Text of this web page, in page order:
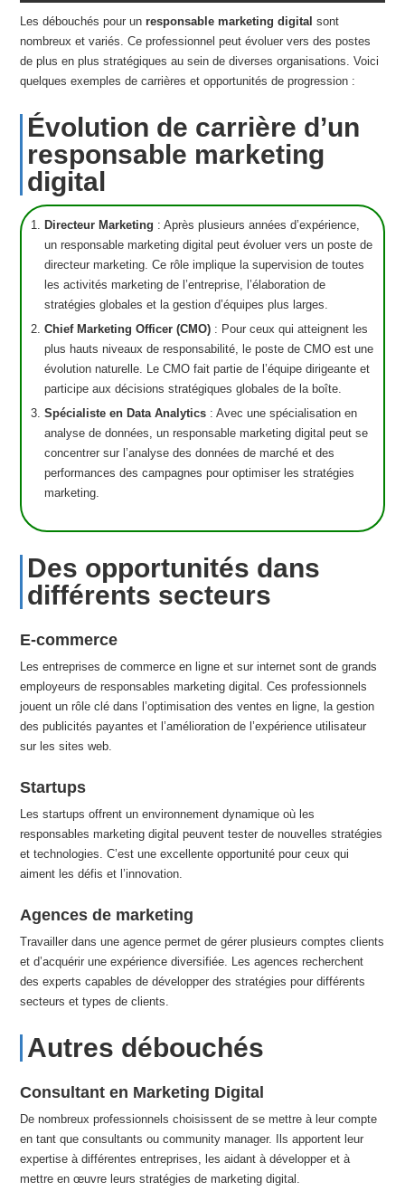
Les débouchés pour unresponsable marketing digital sont
nombreux et variés. Ce professionnel peut évoluer vers des postes
de plus en plus stratégiques au sein de diverses organisations. Voici
quelques exemples de carrières et opportunités de progression :
Évolution de carrière d’un
responsable marketing
digital
Directeur Marketing : Après plusieurs années d’expérience,
un responsable marketing digital peut évoluer vers un poste de
directeur marketing. Ce rôle implique la supervision de toutes
les activités marketing de l’entreprise, l’élaboration de
stratégies globales et la gestion d’équipes plus larges.
Chief Marketing Officer (CMO) : Pour ceux qui atteignent les
plus hauts niveaux de responsabilité, le poste de CMO est une
évolution naturelle. Le CMO fait partie de l’équipe dirigeante et
participe aux décisions stratégiques globales de la boîte.
Spécialiste en Data Analytics : Avec une spécialisation en
analyse de données, un responsable marketing digital peut se
concentrer sur l’analyse des données de marché et des
performances des campagnes pour optimiser les stratégies
marketing.
Des opportunités dans
différents secteurs
E-commerce
Les entreprises de commerce en ligne et sur internet sont de grands
employeurs de responsables marketing digital. Ces professionnels
jouent un rôle clé dans l’optimisation des ventes en ligne, la gestion
des publicités payantes et l’amélioration de l’expérience utilisateur
sur les sites web.
Startups
Les startups offrent un environnement dynamique où les
responsables marketing digital peuvent tester de nouvelles stratégies
et technologies. C’est une excellente opportunité pour ceux qui
aiment les défis et l’innovation.
Agences de marketing
Travailler dans une agence permet de gérer plusieurs comptes clients
et d’acquérir une expérience diversifiée. Les agences recherchent
des experts capables de développer des stratégies pour différents
secteurs et types de clients.
Autres débouchés
Consultant en Marketing Digital
De nombreux professionnels choisissent de se mettre à leur compte
en tant que consultants ou community manager. Ils apportent leur
expertise à différentes entreprises, les aidant à développer et à
mettre en œuvre leurs stratégies de marketing digital.